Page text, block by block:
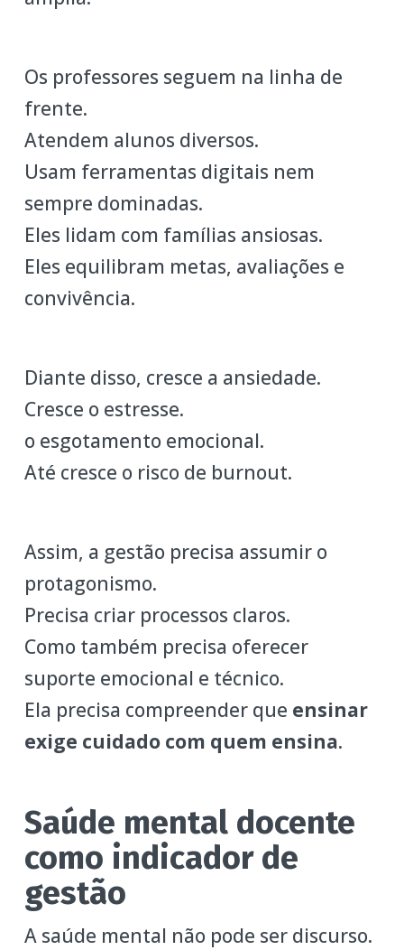
Os professores seguem na linha de
frente.
Atendem alunos diversos.
Usam ferramentas digitais nem
sempre dominadas.
Eles lidam com famílias ansiosas.
Eles equilibram metas, avaliações e
convivência.
Diante disso, cresce a ansiedade.
Cresce o estresse.
o esgotamento emocional.
Até cresce o risco de burnout.
Assim, a gestão precisa assumir o
protagonismo.
Precisa criar processos claros.
Como também precisa oferecer
suporte emocional e técnico.
Ela precisa compreender que ensinar
exige cuidado com quem ensina.
Saúde mental docente
como indicador de
gestão
A saúde mental não pode ser discurso.